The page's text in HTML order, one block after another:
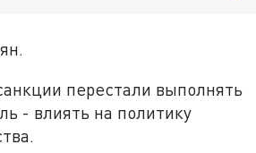
перестали выполнять
- влиять на политику